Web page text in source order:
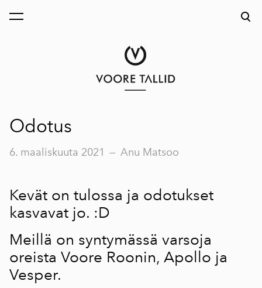
on lisätty ostoskoriin.
Odotus
6. maaliskuuta 2021 — Anu Matsoo
Kevät on tulossa ja odotukset
kasvavat jo. :D
Meillä on syntymässä varsoja
oreista Voore Roonin, Apollo ja
Vesper.